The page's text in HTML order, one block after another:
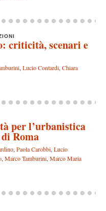
criticità, scenari e
, Lucio Contardi, Chiara
per l’urbanistica
Roma
, Paola Carobbi, Lucio
, Marco Tamburini, Marco Maria